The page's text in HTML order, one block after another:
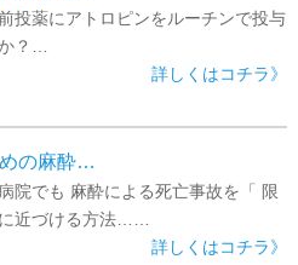
投薬にアトロピンをルーチンで投与
？…
詳しくはコチラ》
の麻酔…
院でも 麻酔による死亡事故を「 限
近づける方法……
詳しくはコチラ》